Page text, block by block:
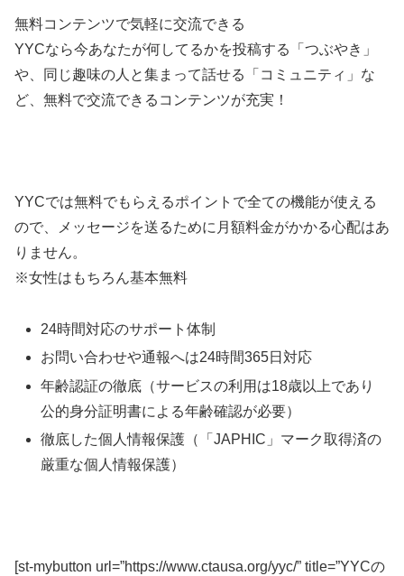
無料コンテンツで気軽に交流できる
YYCなら今あなたが何してるかを投稿する「つぶやき」
や、同じ趣味の人と集まって話せる「コミュニティ」な
ど、無料で交流できるコンテンツが充実！
YYCでは無料でもらえるポイントで全ての機能が使える
ので、メッセージを送るために月額料金がかかる心配はあ
りません。
※女性はもちろん基本無料
24時間対応のサポート体制
お問い合わせや通報へは24時間365日対応
年齢認証の徹底（サービスの利用は18歳以上であり
公的身分証明書による年齢確認が必要）
徹底した個人情報保護（「JAPHIC」マーク取得済の
厳重な個人情報保護）
[st-mybutton url=”https://www.ctausa.org/yyc/” title=”YYCの